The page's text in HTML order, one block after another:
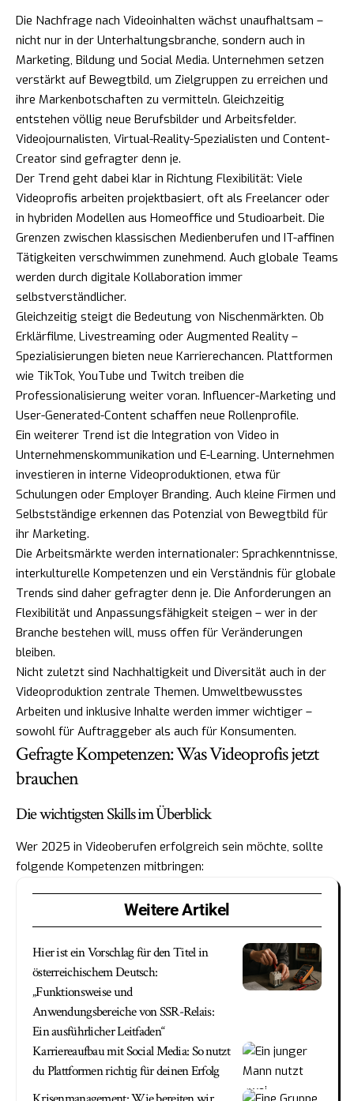
Die Nachfrage nach Videoinhalten wächst unaufhaltsam –
nicht nur in der Unterhaltungsbranche, sondern auch in
Marketing, Bildung und Social Media. Unternehmen setzen
verstärkt auf Bewegtbild, um Zielgruppen zu erreichen und
ihre Markenbotschaften zu vermitteln. Gleichzeitig
entstehen völlig neue Berufsbilder und Arbeitsfelder.
Videojournalisten, Virtual-Reality-Spezialisten und Content-
Creator sind gefragter denn je.
Der Trend geht dabei klar in Richtung Flexibilität: Viele
Videoprofis arbeiten projektbasiert, oft als Freelancer oder
in hybriden Modellen aus Homeoffice und Studioarbeit. Die
Grenzen zwischen klassischen Medienberufen und IT-affinen
Tätigkeiten verschwimmen zunehmend. Auch globale Teams
werden durch digitale Kollaboration immer
selbstverständlicher.
Gleichzeitig steigt die Bedeutung von Nischenmärkten. Ob
Erklärfilme, Livestreaming oder Augmented Reality –
Spezialisierungen bieten neue Karrierechancen. Plattformen
wie TikTok, YouTube und Twitch treiben die
Professionalisierung weiter voran. Influencer-Marketing und
User-Generated-Content schaffen neue Rollenprofile.
Ein weiterer Trend ist die Integration von Video in
Unternehmenskommunikation und E-Learning. Unternehmen
investieren in interne Videoproduktionen, etwa für
Schulungen oder Employer Branding. Auch kleine Firmen und
Selbstständige erkennen das Potenzial von Bewegtbild für
ihr Marketing.
Die Arbeitsmärkte werden internationaler: Sprachkenntnisse,
interkulturelle Kompetenzen und ein Verständnis für globale
Trends sind daher gefragter denn je. Die Anforderungen an
Flexibilität und Anpassungsfähigkeit steigen – wer in der
Branche bestehen will, muss offen für Veränderungen
bleiben.
Nicht zuletzt sind Nachhaltigkeit und Diversität auch in der
Videoproduktion zentrale Themen. Umweltbewusstes
Arbeiten und inklusive Inhalte werden immer wichtiger –
sowohl für Auftraggeber als auch für Konsumenten.
Gefragte Kompetenzen: Was Videoprofis jetzt
brauchen
Die wichtigsten Skills im Überblick
Wer 2025 in Videoberufen erfolgreich sein möchte, sollte
folgende Kompetenzen mitbringen:
Weitere Artikel
Hier ist ein Vorschlag für den Titel in
österreichischem Deutsch:
„Funktionsweise und
Anwendungsbereiche von SSR-Relais:
Ein ausführlicher Leitfaden“
Karriereaufbau mit Social Media: So nutzt
du Plattformen richtig für deinen Erfolg